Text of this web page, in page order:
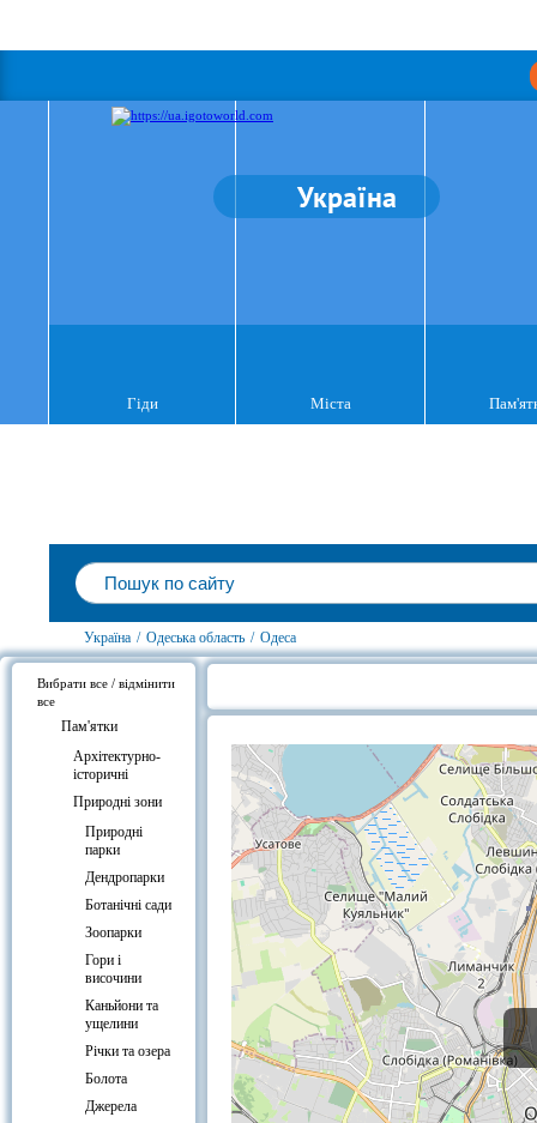
Україна
Гіди Міста
Україна / Одеська область / Одеса
Вибрати все / відмінити
все
Пам'ятки
Архітектурно-
історичні
Природні зони
Природні
парки
Дендропарки
Ботанічні сади
Зоопарки
Гори і
височини
Каньйони та
ущелини
Річки та озера
Болота
Джерела